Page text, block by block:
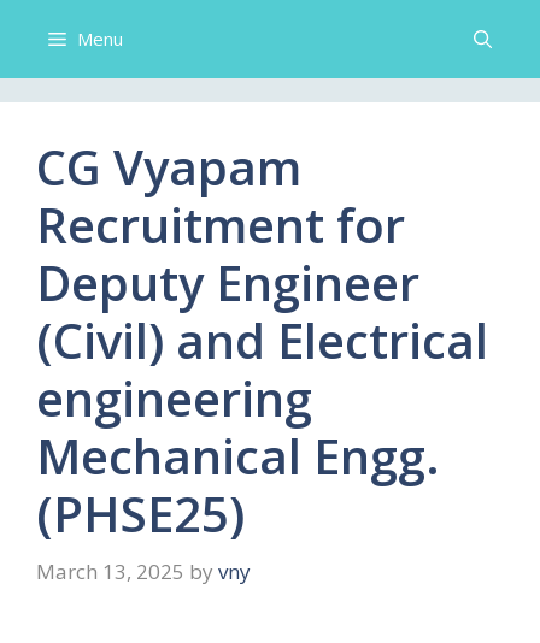
Menu
CG Vyapam
Recruitment for
Deputy Engineer
(Civil) and Electrical
engineering
Mechanical Engg.
(PHSE25)
March 13, 2025 by vny